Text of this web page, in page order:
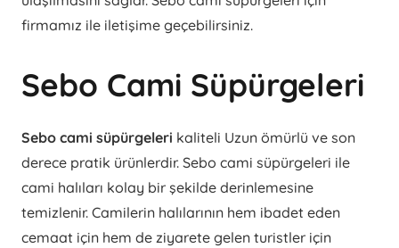
firmamız ile iletişime geçebilirsiniz.
Sebo Cami Süpürgeleri
Sebo cami süpürgeleri kaliteli Uzun ömürlü ve son
derece pratik ürünlerdir. Sebo cami süpürgeleri ile
cami halıları kolay bir şekilde derinlemesine
temizlenir. Camilerin halılarının hem ibadet eden
cemaat için hem de ziyarete gelen turistler için